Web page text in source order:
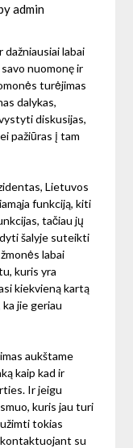
admin
dažniausiai labai
nuomonę ir
turėjimas
dalykas,
diskusijas,
pažiūras į tam
Lietuvos
funkciją, kiti
tačiau jų
šalyje suteikti
labai
kuris yra
kiekvieną kartą
jie geriau
aukštame
kaip kad ir
Ir jeigu
kuris jau turi
tokias
su